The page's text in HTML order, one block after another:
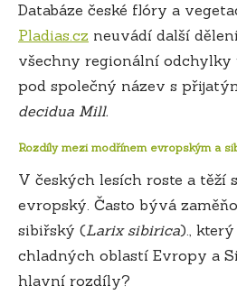
Databáze české flóry a
Pladias.cz neuvádí další
všechny regionální odchylky
pod společný název s
decidua Mill.
Rozdíly mezi modřínem evropským a
V českých lesích roste a těží
evropský. Často bývá
sibiřský (Larix sibirica).,
chladných oblastí Evropy a
hlavní rozdíly?